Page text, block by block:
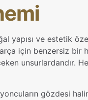
yapısı ve estetik
için benzersiz bir
unsurlardandır.
gözdesi